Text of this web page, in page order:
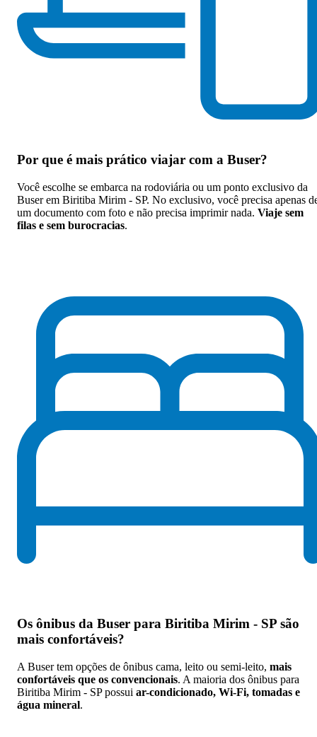
Por que é mais prático viajar com a Buser?
Você escolhe se embarca na rodoviária ou um ponto exclusivo da
Buser em Biritiba Mirim - SP. No exclusivo, você precisa apenas
um documento com foto e não precisa imprimir nada. Viaje sem
filas e sem burocracias.
Os ônibus da Buser para Biritiba Mirim - SP são
mais confortáveis?
A Buser tem opções de ônibus cama, leito ou semi-leito, mais
confortáveis que os convencionais. A maioria dos ônibus para
Biritiba Mirim - SP possui ar-condicionado, Wi-Fi, tomadas e
água mineral.